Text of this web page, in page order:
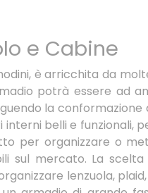
e Cabine
è arricchita da
potrà essere ad
la
belli e funzionali,
per organizzare o
sul mercato. La
lenzuola,